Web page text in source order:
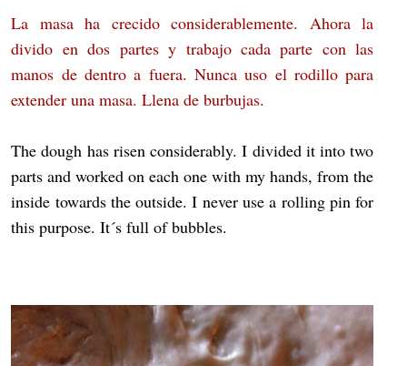
La masa ha crecido considerablemente. Ahora la
divido en dos partes y trabajo cada parte con las
manos de dentro a fuera. Nunca uso el rodillo para
extender una masa. Llena de burbujas.
The dough has risen considerably. I divided it into two
parts and worked on each one with my hands, from the
inside towards the outside. I never use a rolling pin for
this purpose. It´s full of bubbles.